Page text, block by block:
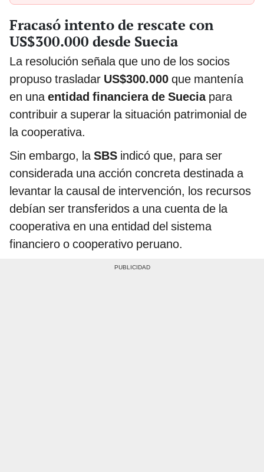
Fracasó intento de rescate con
US$300.000 desde Suecia
La resolución señala que uno de los socios
propuso trasladar US$300.000 que mantenía
en unaentidad financiera de Sueciapara
contribuir a superar la situación patrimonial de
la cooperativa.
Sin embargo, laSBS indicó que, para ser
considerada una acción concreta destinada a
levantar la causal de intervención, los recursos
debían ser transferidos a una cuenta de la
cooperativa en una entidad del sistema
financiero o cooperativo peruano.